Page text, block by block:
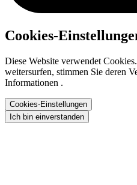
Cookies-
Diese Website verwendet
weitersurfen, stimmen Sie deren
Informationen .
Cookies-Einstellungen
Ich bin einverstanden